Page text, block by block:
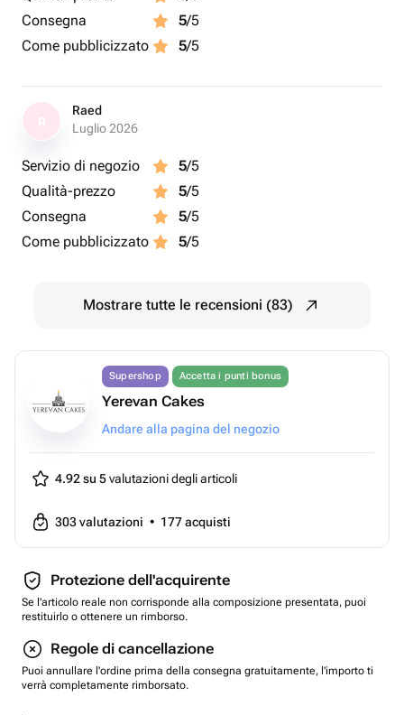
Consegna
5/5
Come pubblicizzato
5/5
Raed
Luglio 2026
Servizio di negozio 5/5
Qualità-prezzo
5/5
Consegna
5/5
Come pubblicizzato
5/5
Mostrare tutte le recensioni (83)
Supershop Accetta i punti bonus
Yerevan Cakes
Andare alla pagina del negozio
4.92 su 5valutazioni degli articoli
303valutazioni • 177acquisti
Protezione dell'acquirente
Se l'articolo reale non corrisponde alla composizione presentata, puoi
restituirlo o ottenere un rimborso.
Regole di cancellazione
Puoi annullare l'ordine prima della consegna gratuitamente, l'importo ti
verrà completamente rimborsato.